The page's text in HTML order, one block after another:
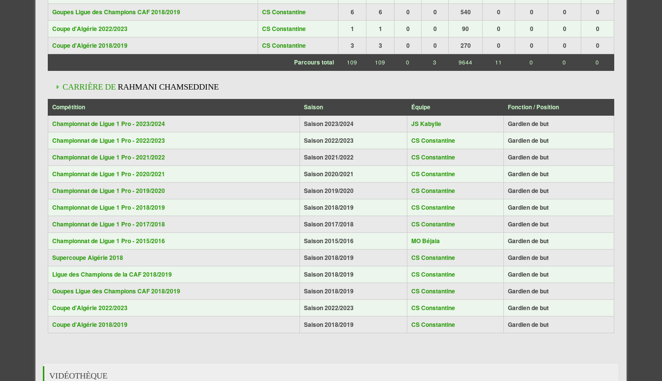
Goupes Ligue des Champions CAF 2018/2019
CS Constantine 6 6 0 0 540 0 0 0
0
Coupe d'Algérie 2022/2023
CS Constantine 1 1 0 0 90 0 0 0
0
Coupe d'Algérie 2018/2019
CS Constantine 3 3 0 0 270 0 0 0 0
Parcours total 109 109 0 3 9644 11 0 0 0
CARRIÈRE DE RAHMANI CHAMSEDDINE
Compétition Saison Équipe Fonction / Position
Championnat de Ligue 1 Pro - 2023/2024 Saison 2023/2024 JS Kabylie
Gardien de but
Championnat de Ligue 1 Pro - 2022/2023
Saison 2022/2023 CS Constantine
Gardien de but
Championnat de Ligue 1 Pro - 2021/2022
Saison 2021/2022 CS Constantine
Gardien de but
Championnat de Ligue 1 Pro - 2020/2021
Saison 2020/2021 CS Constantine
Gardien de but
Championnat de Ligue 1 Pro - 2019/2020
Saison 2019/2020 CS Constantine
Gardien de but
Championnat de Ligue 1 Pro - 2018/2019
Saison 2018/2019 CS Constantine
Gardien de but
Championnat de Ligue 1 Pro - 2017/2018
Saison 2017/2018 CS Constantine
Gardien de but
Championnat de Ligue 1 Pro - 2015/2016
Saison 2015/2016 MO Béjaia
Gardien de but
Supercoupe Algérie 2018
Saison 2018/2019 CS Constantine
Gardien de but
Ligue des Champions de la CAF 2018/2019
Saison 2018/2019 CS Constantine
Gardien de but
Goupes Ligue des Champions CAF 2018/2019
Saison 2018/2019 CS Constantine
Gardien de but
Coupe d'Algérie 2022/2023
Saison 2022/2023 CS Constantine
Gardien de but
Coupe d'Algérie 2018/2019
Saison 2018/2019 CS Constantine Gardien de but
VIDÉOTHÈQUE